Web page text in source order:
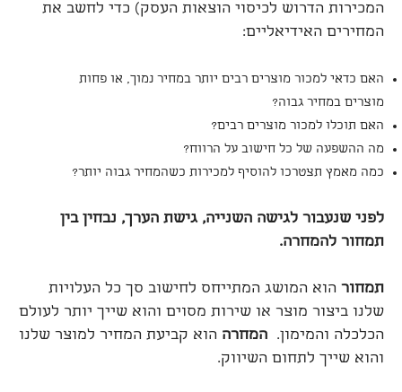
המכירות הדרוש לכיסוי הוצאות העסק) כדי לחשב את
המחירים האידיאליים:
האם כדאי למכור מוצרים רבים יותר במחיר נמוך, או פחות
מוצרים במחיר גבוה?
האם תוכלו למכור מוצרים רבים?
מה ההשפעה של כל חישוב על הרווח?
כמה מאמץ תצטרכו להוסיף למכירות כשהמחיר גבוה יותר?
לפני שנעבור לגישה השנייה, גישת הערך, נבחין בין
תמחור להמחרה.
תמחור הוא המושג המתייחס לחישוב סך כל העלויות
שלנו ביצור מוצר או שירות מסוים והוא שייך יותר לעולם
הכלכלה והמימון. המחרה הוא קביעת המחיר למוצר שלנו
והוא שייך לתחום השיווק.